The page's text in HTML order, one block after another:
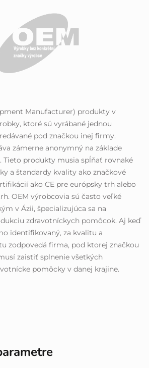
Manufacturer) produkty v
ktoré sú vyrábané jednou
pod značkou inej firmy.
zámerne anonymný na základe
Tieto produkty musia spĺňať rovnaké
a štandardy kvality ako značkové
ako CE pre európsky trh alebo
OEM výrobcovia sú často veľké
v Ázii, špecializujúca sa na
zdravotníckych pomôcok. Aj keď
identifikovaný, za kvalitu a
zodpovedá firma, pod ktorej značkou
zaistiť splnenie všetkých
pomôcky v danej krajine.